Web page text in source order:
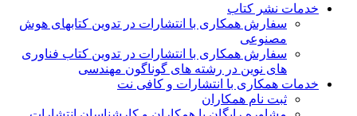
خدمات نشر کتاب
سفارش همکاری با انتشارات در تدوین کتابهای هوش
مصنوعی
سفارش همکاری با انتشارات در تدوین کتاب فناوری
های نوین در رشته های گوناگون مهندسی
خدمات همکاری با انتشارات و کافی نت
ثبت نام همکاران